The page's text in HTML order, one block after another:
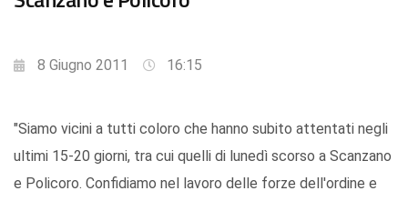
8 Giugno 2011 16:15
"Siamo vicini a tutti coloro che hanno subito attentati negli
ultimi 15-20 giorni, tra cui quelli di lunedì scorso a Scanzano
e Policoro. Confidiamo nel lavoro delle forze dell'ordine e